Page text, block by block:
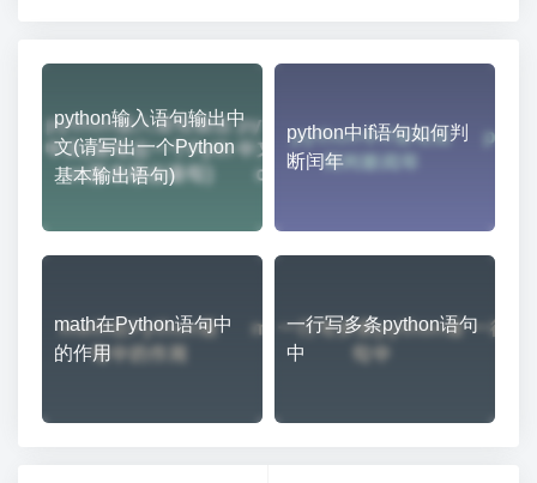
python输入语句输出中
文(请写出一个Python
基本输出语句)
python中if语句如何判
断闰年
math在Python语句中
的作用
一行写多条python语句
中